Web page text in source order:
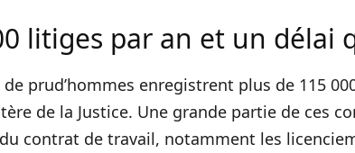
litiges par an et un délai
prud’hommes enregistrent plus de 115
de la Justice. Une grande partie de ces
contrat de travail, notamment les